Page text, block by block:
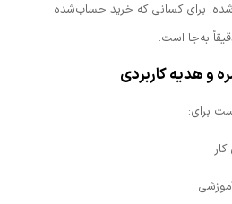
شده. برای کسانی که خرید حساب‌شده
به‌جا است.
و هدیه کاربردی
برای: